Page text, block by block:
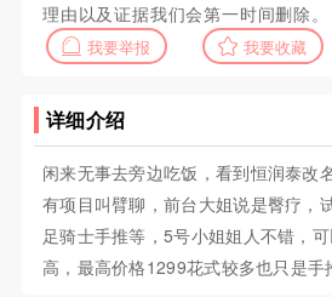
理由以及证据我们会第一时间删除。
我要举报 我要收藏
详细介绍
闲来无事去旁边吃饭，看到恒润泰改
有项目叫臂聊，前台大姐说是臀疗，
足骑士手推等，5号小姐姐人不错，
高，最高价格1299花式较多也只是手